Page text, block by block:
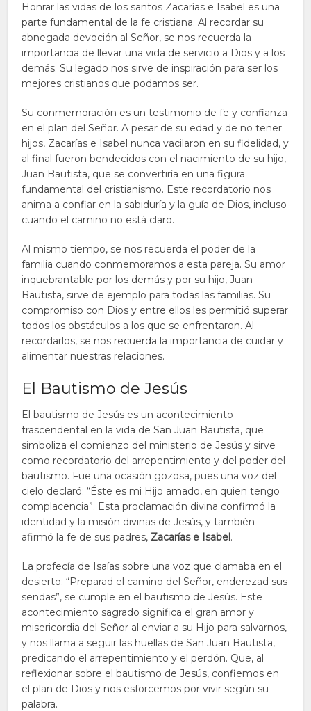
Honrar las vidas de los santos Zacarías e Isabel es una
parte fundamental de la fe cristiana. Al recordar su
abnegada devoción al Señor, se nos recuerda la
importancia de llevar una vida de servicio a Dios y a los
demás. Su legado nos sirve de inspiración para ser los
mejores cristianos que podamos ser.
Su conmemoración es un testimonio de fe y confianza
en el plan del Señor. A pesar de su edad y de no tener
hijos, Zacarías e Isabel nunca vacilaron en su fidelidad, y
al final fueron bendecidos con el nacimiento de su hijo,
Juan Bautista, que se convertiría en una figura
fundamental del cristianismo. Este recordatorio nos
anima a confiar en la sabiduría y la guía de Dios, incluso
cuando el camino no está claro.
Al mismo tiempo, se nos recuerda el poder de la
familia cuando conmemoramos a esta pareja. Su amor
inquebrantable por los demás y por su hijo, Juan
Bautista, sirve de ejemplo para todas las familias. Su
compromiso con Dios y entre ellos les permitió superar
todos los obstáculos a los que se enfrentaron. Al
recordarlos, se nos recuerda la importancia de cuidar y
alimentar nuestras relaciones.
El Bautismo de Jesús
El bautismo de Jesús es un acontecimiento
trascendental en la vida de San Juan Bautista, que
simboliza el comienzo del ministerio de Jesús y sirve
como recordatorio del arrepentimiento y del poder del
bautismo. Fue una ocasión gozosa, pues una voz del
cielo declaró: “Éste es mi Hijo amado, en quien tengo
complacencia”. Esta proclamación divina confirmó la
identidad y la misión divinas de Jesús, y también
afirmó la fe de sus padres, Zacarías e Isabel.
La profecía de Isaías sobre una voz que clamaba en el
desierto: “Preparad el camino del Señor, enderezad sus
sendas”, se cumple en el bautismo de Jesús. Este
acontecimiento sagrado significa el gran amor y
misericordia del Señor al enviar a su Hijo para salvarnos,
y nos llama a seguir las huellas de San Juan Bautista,
predicando el arrepentimiento y el perdón. Que, al
reflexionar sobre el bautismo de Jesús, confiemos en
el plan de Dios y nos esforcemos por vivir según su
palabra.